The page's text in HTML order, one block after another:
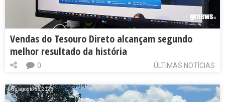
Vendas do Tesouro Direto alcançam segundo
melhor resultado da história
ÚLTIMAS NOTÍCIAS
0
6 de agosto de 2026